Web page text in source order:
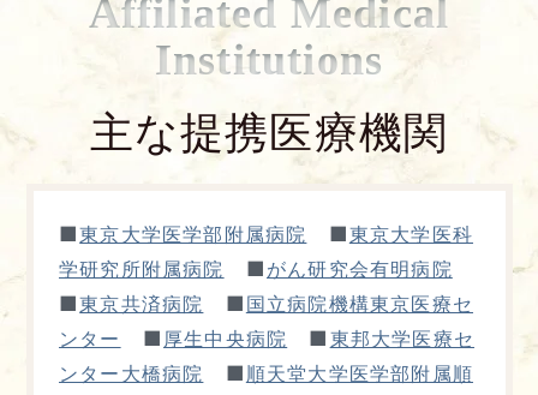
Affiliated Medical
Institutions
主な提携医療機関
■東京大学医学部附属病院 ■東京大学医科
学研究所附属病院
■ がん研究会有明病院
■東京共済病院 ■ 国立病院機構東京医療セ
ンター
■ 厚生中央病院 ■ 東邦大学医療セ
ンター大橋病院
■ 順天堂大学医学部附属順